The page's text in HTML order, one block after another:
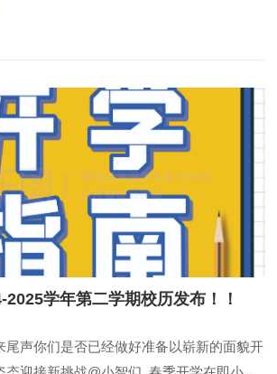
2025学年第二学期校历发布！！
尾声你们是否已经做好准备以崭新的面貌开